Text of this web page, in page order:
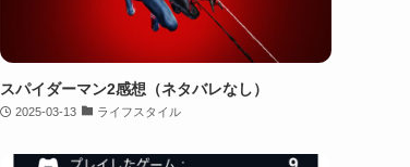
スパイダーマン2感想（ネタバレなし）
2025-03-13 ライフスタイル